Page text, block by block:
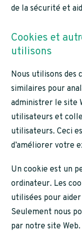
de la sécurité et
Cookies et
utilisons
Nous utilisons des
similaires pour
administrer le site
utilisateurs et
utilisateurs. Ceci
d’améliorer votre
Un cookie est un
ordinateur. Les
utilisées pour
Seulement nous
par notre site